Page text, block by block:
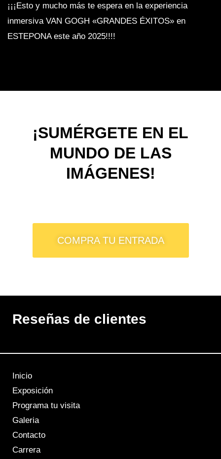
¡¡¡Esto y mucho más te espera en la experiencia
inmersiva VAN GOGH «GRANDES ÉXITOS» en
ESTEPONA este año 2025!!!!
¡SUMÉRGETE EN EL
MUNDO DE LAS
IMÁGENES!
COMPRA TU ENTRADA
Reseñas de clientes
Inicio
Exposición
Programa tu visita
Galeria
Contacto
Carrera